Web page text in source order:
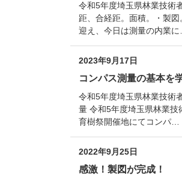
令和5年度埼玉県林業技術
距、合経距。面積。・製
迎え、今日は測量の内業に
2023年9月17日
コンパス測量の基本を
令和5年度埼玉県林業技術
量 令和5年度埼玉県林業技
育樹祭開催地にてコンパ…
2022年9月25日
感激！製図が完成！